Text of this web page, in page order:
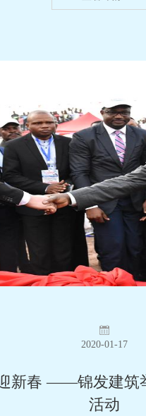
2020-01-17
新春 ——锦发建筑
活动